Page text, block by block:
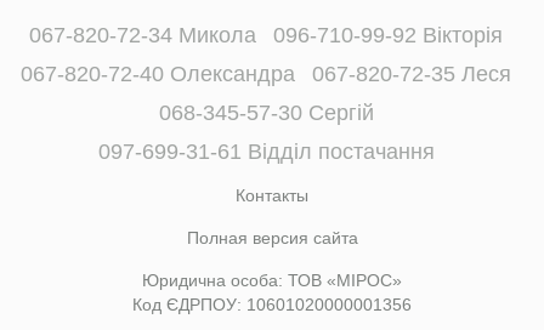
067-820-72-34 Микола
096-710-99-92 Вікторія
067-820-72-40 Олександра
067-820-72-35 Леся
068-345-57-30 Сергій
097-699-31-61 Відділ постачання
Контакты
Полная версия сайта
Юридична особа: ТОВ «МІРОС»
Код ЄДРПОУ: 10601020000001356